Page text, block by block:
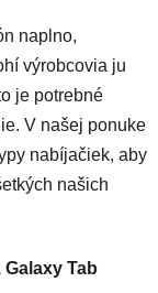
naplno,
výrobcovia ju
je potrebné
V našej ponuke
nabíjačiek, aby
našich
Tab